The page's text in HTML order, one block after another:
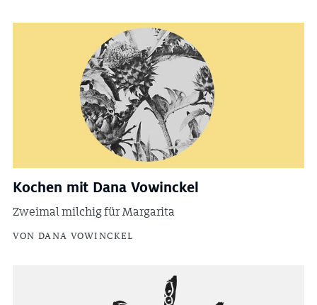
Kochen mit Dana Vowinckel
Zweimal milchig für Margarita
VON DANA VOWINCKEL